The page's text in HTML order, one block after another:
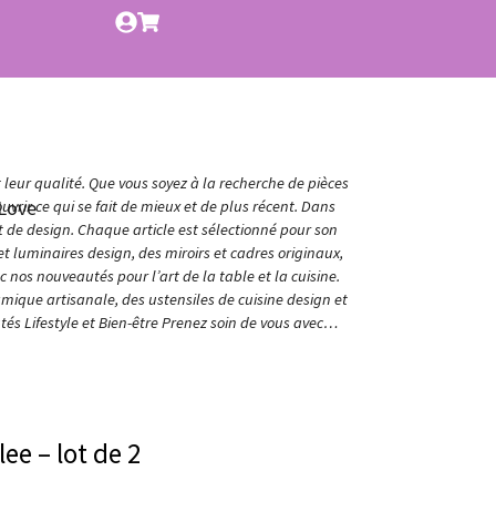
qualité. Que vous soyez à la recherche de pièces
ce qui se fait de mieux et de plus récent. Dans
design. Chaque article est sélectionné pour son
luminaires design, des miroirs et cadres originaux,
nos nouveautés pour l’art de la table et la cuisine.
artisanale, des ustensiles de cuisine design et
Lifestyle et Bien-être Prenez soin de vous avec…
– lot de 2